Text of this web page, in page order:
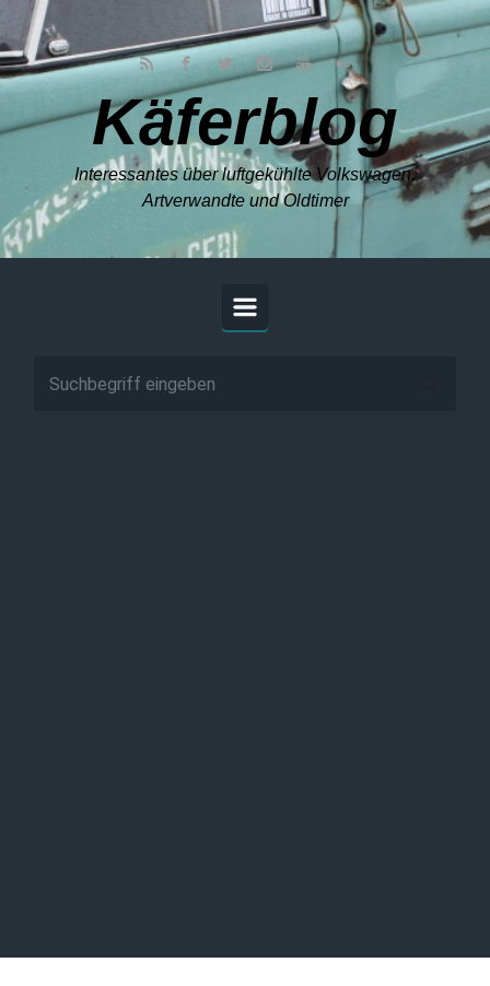
Zum Hauptinhalt springen
Käferblog
Interessantes über luftgekühlte Volkswagen,
Artverwandte und Oldtimer